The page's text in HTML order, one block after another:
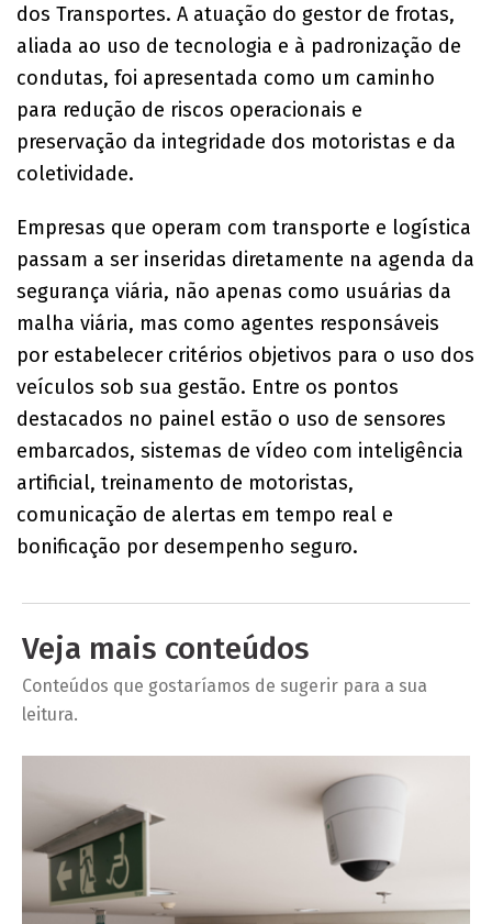
dos Transportes. A atuação do gestor de frotas,
aliada ao uso de tecnologia e à padronização de
condutas, foi apresentada como um caminho
para redução de riscos operacionais e
preservação da integridade dos motoristas e da
coletividade.
Empresas que operam com transporte e logística
passam a ser inseridas diretamente na agenda da
segurança viária, não apenas como usuárias da
malha viária, mas como agentes responsáveis
por estabelecer critérios objetivos para o uso dos
veículos sob sua gestão. Entre os pontos
destacados no painel estão o uso de sensores
embarcados, sistemas de vídeo com inteligência
artificial, treinamento de motoristas,
comunicação de alertas em tempo real e
bonificação por desempenho seguro.
Veja mais conteúdos
Conteúdos que gostaríamos de sugerir para a sua
leitura.